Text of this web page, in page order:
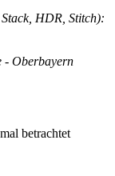
HDR, Stitch):
- Oberbayern
betrachtet